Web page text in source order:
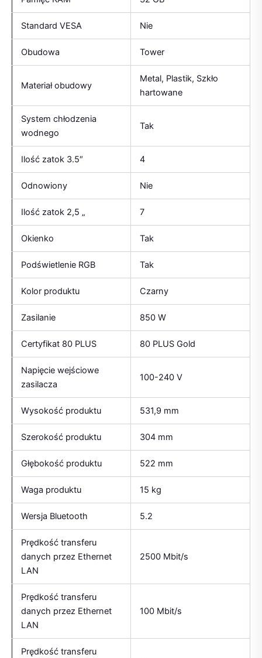
Standard VESA Nie
Obudowa Tower
Materiał obudowy
Metal, Plastik, Szkło
hartowane
System chłodzenia
wodnego
Tak
Ilość zatok 3.5″ 4
Odnowiony Nie
Ilość zatok 2,5 „ 7
Okienko Tak
Podświetlenie RGB Tak
Kolor produktu Czarny
Zasilanie 850 W
Certyfikat 80 PLUS 80 PLUS Gold
Napięcie wejściowe
zasilacza
100-240 V
Wysokość produktu 531,9 mm
Szerokość produktu 304 mm
Głębokość produktu 522 mm
Waga produktu 15 kg
Wersja Bluetooth 5.2
Prędkość transferu
danych przez Ethernet
LAN
2500 Mbit/s
Prędkość transferu
danych przez Ethernet
LAN
100 Mbit/s
Prędkość transferu